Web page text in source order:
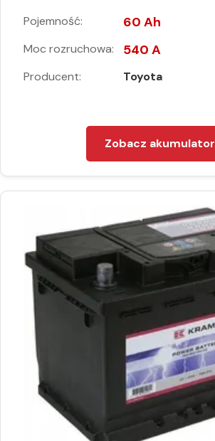
Pojemność: 60 Ah
Moc rozruchowa: 540 A
Producent: Toyota
Zobacz akumulator